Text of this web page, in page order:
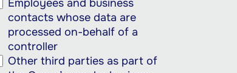
Employees and business
contacts whose data are
processed on-behalf of a
controller
Other third parties as part of